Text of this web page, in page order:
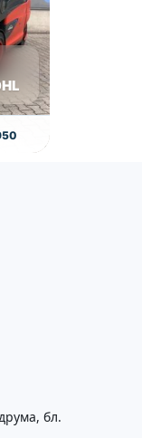
бл.